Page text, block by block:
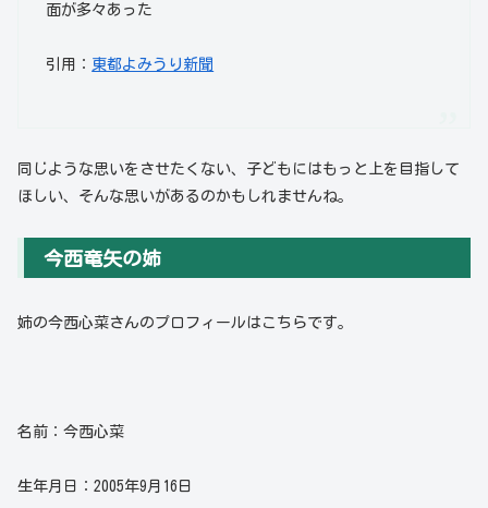
面が多々あった
引用： 東都よみうり新聞
同じような思いをさせたくない、子どもにはもっと上を目指して
ほしい、そんな思いがあるのかもしれませんね。
今西竜矢の姉
姉の今西心菜さんのプロフィールはこちらです。
名前：今西心菜
生年月日：2005年9月16日